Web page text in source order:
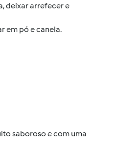
deixar arrefecer e
em pó e canela.
saboroso e com uma